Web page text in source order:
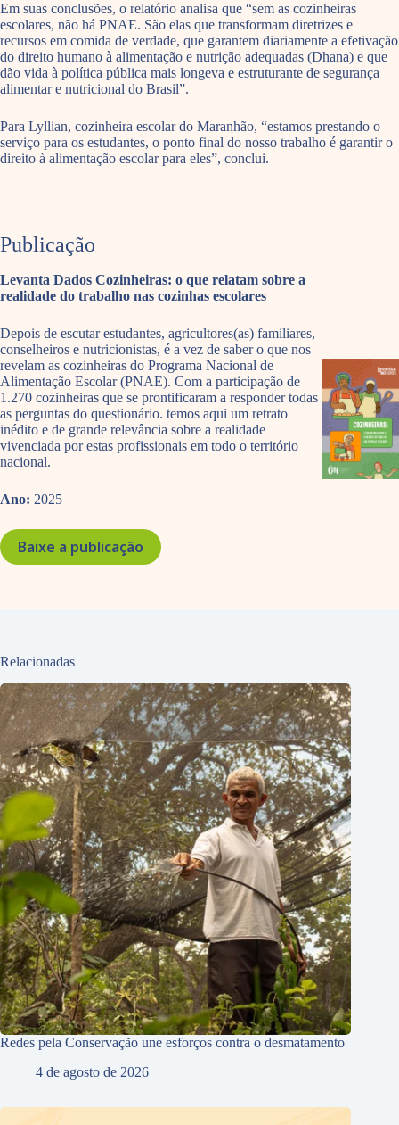
Em suas conclusões, o relatório analisa que “sem as cozinheiras
escolares, não há PNAE. São elas que transformam diretrizes e
recursos em comida de verdade, que garantem diariamente a efetivação
do direito humano à alimentação e nutrição adequadas (Dhana) e que
dão vida à política pública mais longeva e estruturante de segurança
alimentar e nutricional do Brasil”.
Para Lyllian, cozinheira escolar do Maranhão, “estamos prestando o
serviço para os estudantes, o ponto final do nosso trabalho é garantir o
direito à alimentação escolar para eles”, conclui.
Publicação
Levanta Dados Cozinheiras: o que relatam sobre a
realidade do trabalho nas cozinhas escolares
Depois de escutar estudantes, agricultores(as) familiares,
conselheiros e nutricionistas, é a vez de saber o que nos
revelam as cozinheiras do Programa Nacional de
Alimentação Escolar (PNAE). Com a participação de
1.270 cozinheiras que se prontificaram a responder todas
as perguntas do questionário. temos aqui um retrato
inédito e de grande relevância sobre a realidade
vivenciada por estas profissionais em todo o território
nacional.
Ano: 2025
Baixe a publicação
Relacionadas
Redes pela Conservação une esforços contra o desmatamento
4 de agosto de 2026